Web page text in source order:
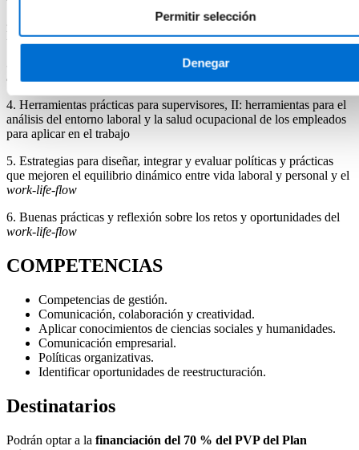
Permitir selección
Denegar
2. El rol del supervisor, su estilo de comportamiento y el impacto en
la salud y elwork-life-flowde los empleados
3. Herramientas prácticas para supervisores, I: herramientas para el
análisis del estilo de liderazgo propio
4. Herramientas prácticas para supervisores, II: herramientas para el
análisis del entorno laboral y la salud ocupacional de los empleados
para aplicar en el trabajo
5. Estrategias para diseñar, integrar y evaluar políticas y prácticas
que mejoren el equilibrio dinámico entre vida laboral y personal y el
work-life-flow
6. Buenas prácticas y reflexión sobre los retos y oportunidades del
work-life-flow
COMPETENCIAS
Competencias de gestión.
Comunicación, colaboración y creatividad.
Aplicar conocimientos de ciencias sociales y humanidades.
Comunicación empresarial.
Políticas organizativas.
Identificar oportunidades de reestructuración.
Destinatarios
Podrán optar a la financiación del 70 % del PVP del Plan